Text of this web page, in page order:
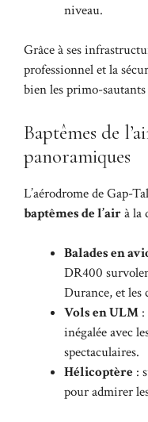
niveau.
Grâce à ses
professionnel et la
bien les primo-sautants
Baptêmes de
panoramiques
L’aérodrome de Gap-
baptêmes de l’airà la
Balades en
DR400
Durance, et les
Vols en ULM
inégalée avec
spectaculaires.
Hélicoptère :
pour admirer